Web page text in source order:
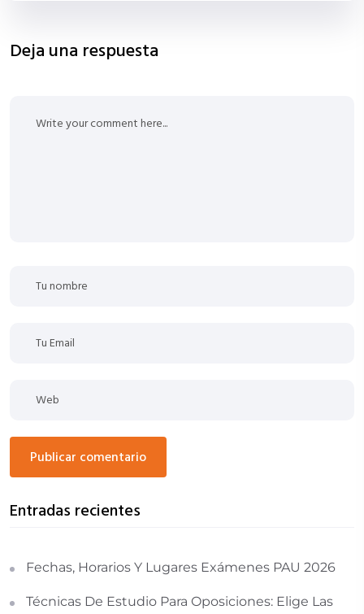
Deja una respuesta
publicar comentario
Entradas recientes
Fechas, Horarios Y Lugares Exámenes PAU 2026
Técnicas De Estudio Para Oposiciones: Elige Las